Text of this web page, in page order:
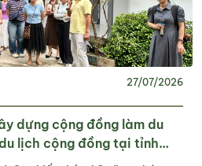
27/07/2026
dựng cộng đồng làm du
lịch cộng đồng tại tỉnh